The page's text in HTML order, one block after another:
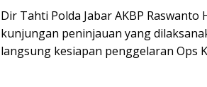
Dir Tahti Polda Jabar AKBP
kunjungan peninjauan yang
langsung kesiapan penggelaran Ops